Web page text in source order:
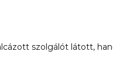
szolgálót látott,